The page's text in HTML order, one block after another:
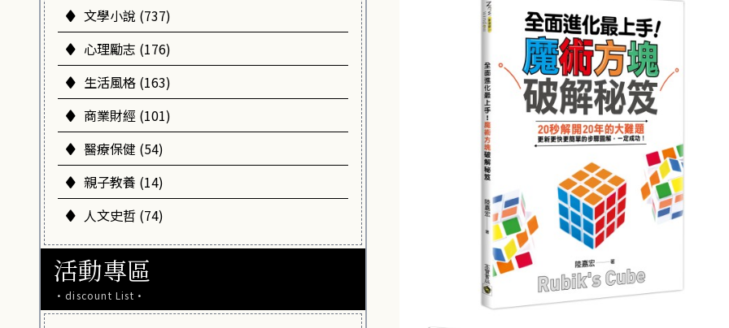
文學小說 (737)
心理勵志 (176)
生活風格 (163)
商業財經 (101)
醫療保健 (54)
親子教養 (14)
人文史哲 (74)
活動專區
·discount List·